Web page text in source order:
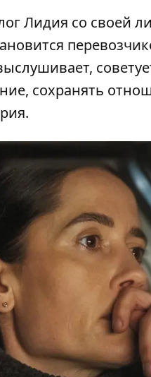
Лидия со своей
сохранять